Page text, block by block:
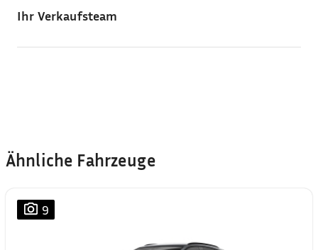
Ihr Verkaufsteam
Ähnliche Fahrzeuge
9